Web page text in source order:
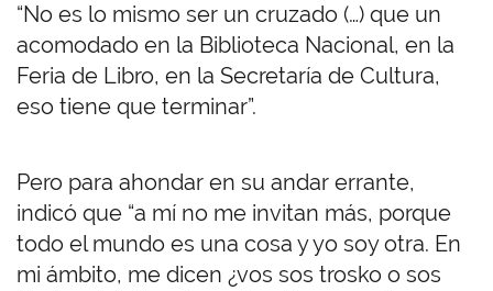
“No es lo mismo ser un cruzado (…) que un
acomodado en la Biblioteca Nacional, en la
Feria de Libro, en la Secretaría de Cultura,
eso tiene que terminar”.
Pero para ahondar en su andar errante,
indicó que “a mí no me invitan más, porque
todo el mundo es una cosa y yo soy otra. En
mi ámbito, me dicen ¿vos sos trosko o sos